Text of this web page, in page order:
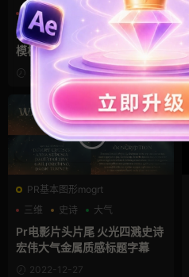
史诗
婚礼模板 幻灯片
笔刷水墨幻灯片premiere视频
模板 Brush Ink Slideshow M
OGRT2023-01-28
PR基本图形mogrt
三维
史诗 大气
Pr电影片头片尾 火光四溅史诗
宏伟大气金属质感标题字幕
2022-12-27